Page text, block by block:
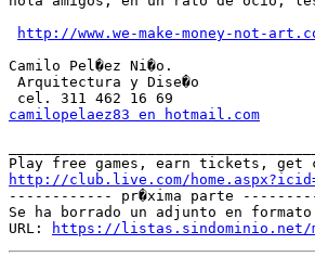
http://www.we-make-money-not-
Camilo Pel�ez Ni�o.
Arquitectura y Dise�o
camilopelaez83 en hotmail.com
http://club.live.com/
------------ pr�xima parte
Se ha borrado un adjunto en formato
URL:
https://listas.sindominio.net/